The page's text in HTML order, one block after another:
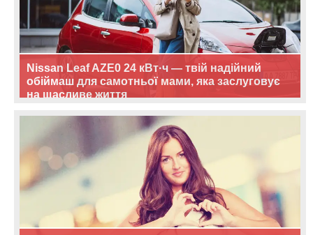
Nissan Leaf AZE0 24 кВт·ч — твій надійний
обіймаш для самотньої мами, яка заслуговує
на щасливе життя